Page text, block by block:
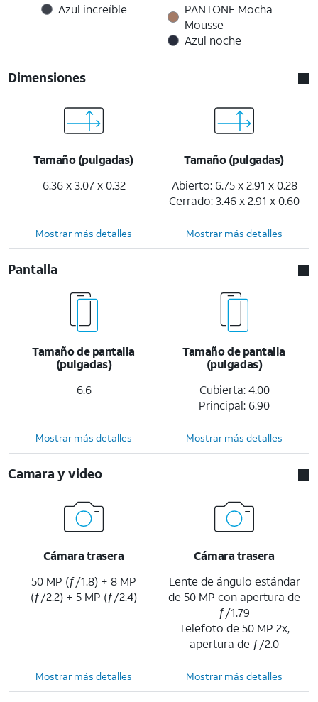
Azul increíble
PANTONE Mocha
Mousse
Azul noche
Dimensiones
Tamaño (pulgadas)
6.36 x 3.07 x 0.32
Tamaño (pulgadas)
Abierto: 6.75 x 2.91 x 0.28
Cerrado: 3.46 x 2.91 x 0.60
Mostrar más detalles Mostrar más detalles
Pantalla
Tamaño de pantalla
(pulgadas)
6.6
Tamaño de pantalla
(pulgadas)
Cubierta: 4.00
Principal: 6.90
Mostrar más detalles Mostrar más detalles
Camara y video
Cámara trasera
50 MP (ƒ/1.8) + 8 MP
(ƒ/2.2) + 5 MP (ƒ/2.4)
Cámara trasera
Lente de ángulo estándar
de 50 MP con apertura de
ƒ/1.79
Telefoto de 50 MP 2x,
apertura de ƒ/2.0
Mostrar más detalles Mostrar más detalles